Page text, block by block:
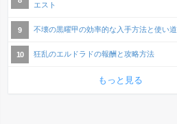
エスト
不壊の黒曜甲の効率的な入手方法と使い道
狂乱のエルドラドの報酬と攻略方法
もっと見る